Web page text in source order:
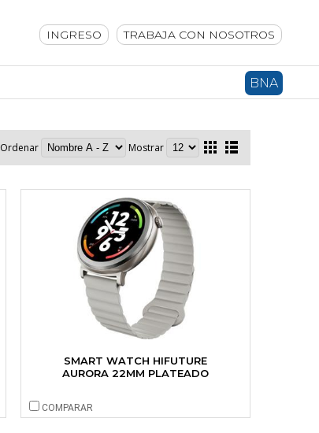
INGRESO TRABAJA CON NOSOTROS
BNA
Ordenar Mostrar
SMART WATCH HIFUTURE
AURORA 22MM PLATEADO
COMPARAR